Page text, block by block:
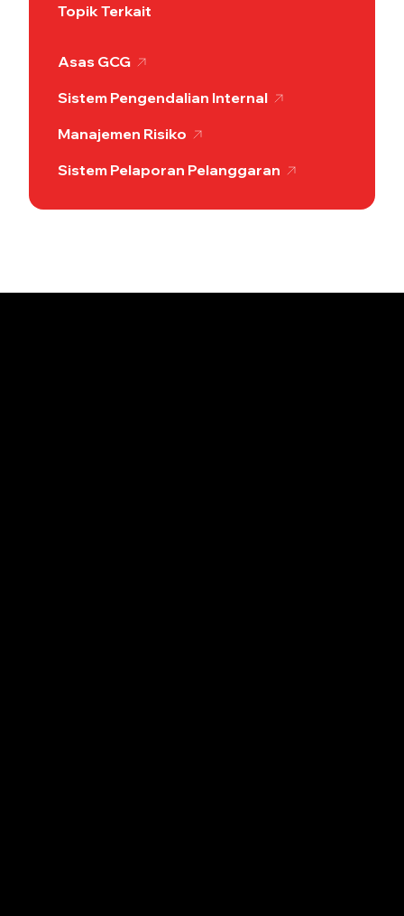
Topik Terkait
Asas GCG
Sistem Pengendalian Internal
Manajemen Risiko
Sistem Pelaporan Pelanggaran